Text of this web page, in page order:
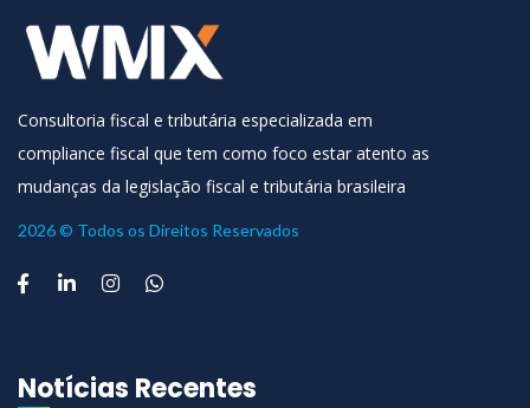
Consultoria fiscal e tributária especializada em
compliance fiscal que tem como foco estar atento as
mudanças da legislação fiscal e tributária brasileira
2026 © Todos os Direitos Reservados
Notícias Recentes